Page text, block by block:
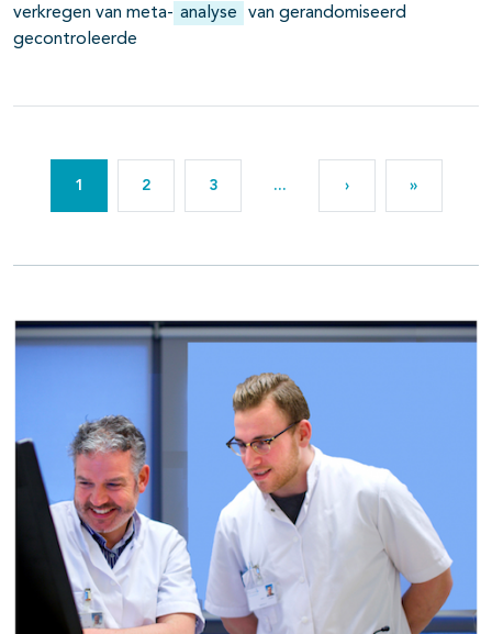
verkregen van meta- analyse
van gerandomiseerd
gecontroleerde
1 2 3 ... › »